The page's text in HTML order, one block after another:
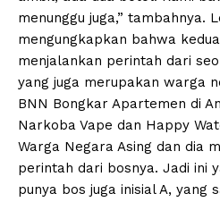
menunggu juga,” tambahnya.
mengungkapkan bahwa
menjalankan perintah dari
yang juga merupakan warga
BNN Bongkar Apartemen di
Narkoba Vape dan Happy
Warga Negara Asing dan dia
perintah dari bosnya. Jadi ini
punya bos juga inisial A, yang